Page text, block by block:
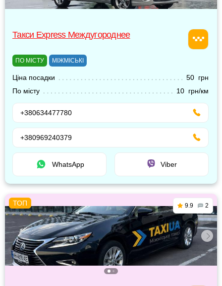
Такси Express Междугороднее
ПО МІСТУ МІЖМІСЬКІ
Ціна посадки
50 грн
По місту
10 грн/км
+380634477780
+380969240379
WhatsApp Viber
9.9 2